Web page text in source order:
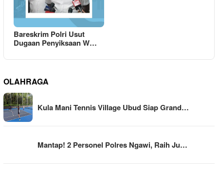
Bareskrim Polri Usut
Dugaan Penyiksaan W…
OLAHRAGA
Kula Mani Tennis Village Ubud Siap Grand…
Mantap! 2 Personel Polres Ngawi, Raih Ju…